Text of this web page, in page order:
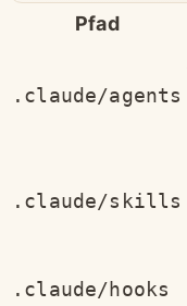
Pfad
.claude/agents
.claude/skills
.claude/hooks